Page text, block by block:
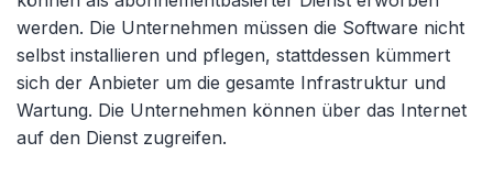
werden. Die Unternehmen müssen die Software nicht
selbst installieren und pflegen, stattdessen kümmert
sich der Anbieter um die gesamte Infrastruktur und
Wartung. Die Unternehmen können über das Internet
auf den Dienst zugreifen.